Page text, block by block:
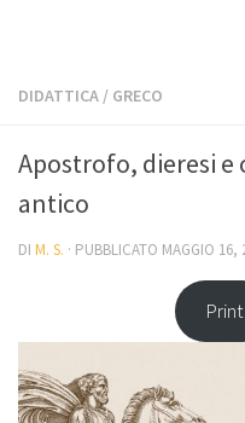
DIDATTICA / GRECO
Apostrofo, dieresi e
antico
DI M. S. · PUBBLICATO MAGGIO 16,
Print